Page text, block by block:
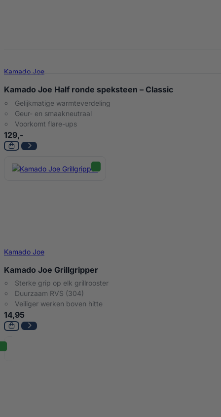
Kamado Joe
Kamado Joe Half ronde speksteen – Classic
Gelijkmatige warmteverdeling
Geur- en smaakneutraal
Voorkomt flare-ups
129,-
Kamado Joe
Kamado Joe Grillgripper
Sterke grip op elk grillrooster
Duurzaam RVS (304)
Veiliger werken boven hitte
14,95